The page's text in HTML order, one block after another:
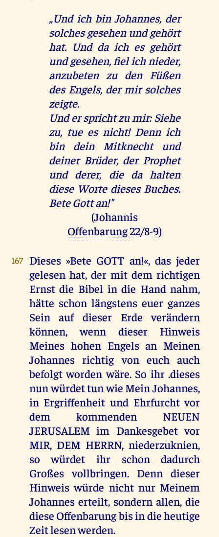
„Und ich bin Johannes, der
solches gesehen und gehört
hat. Und da ich es gehört
und gesehen, fiel ich nieder,
anzubeten zu den Füßen
des Engels, der mir solches
zeigte.
Und er spricht zu mir: Siehe
zu, tue es nicht! Denn ich
bin dein Mitknecht und
deiner Brüder, der Prophet
und derer, die da halten
diese Worte dieses Buches.
Bete Gott an!"
(Johannis
Offenbarung 22/8-9)
167
Dieses »Bete GOTT an!«, das jeder
gelesen hat, der mit dem richtigen
Ernst die Bibel in die Hand nahm,
hätte schon längstens euer ganzes
Sein auf dieser Erde verändern
können, wenn dieser Hinweis
Meines hohen Engels an Meinen
Johannes richtig von euch auch
befolgt worden wäre. So ihr .dieses
nun würdet tun wie Mein Johannes,
in Ergriffenheit und Ehrfurcht vor
dem kommenden NEUEN
JERUSALEM im Dankesgebet vor
MIR, DEM HERRN, niederzuknien,
so würdet ihr schon dadurch
Großes vollbringen. Denn dieser
Hinweis würde nicht nur Meinem
Johannes erteilt, sondern allen, die
diese Offenbarung bis in die heutige
Zeit lesen werden.